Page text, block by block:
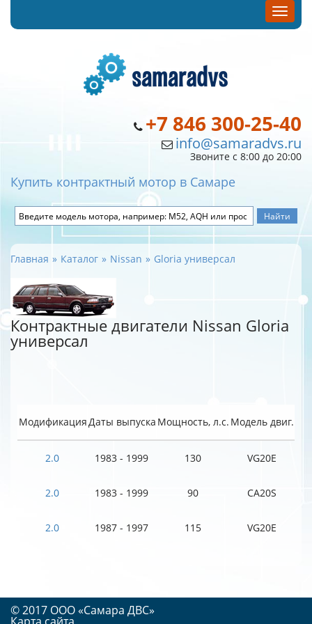
+7 846 300-25-40
info@samaradvs.ru
Звоните с 8:00 до 20:00
Купить контрактный мотор в Самаре
Главная Каталог Nissan Gloria универсал
Контрактные двигатели Nissan Gloria
универсал
МодификацияДаты выпуска Мощность, л.с. Модель двиг.
2.0 1983 - 1999 130 VG20E
2.0 1983 - 1999 90 CA20S
2.0 1987 - 1997 115 VG20E
© 2017 OOO «Самара ДВС»